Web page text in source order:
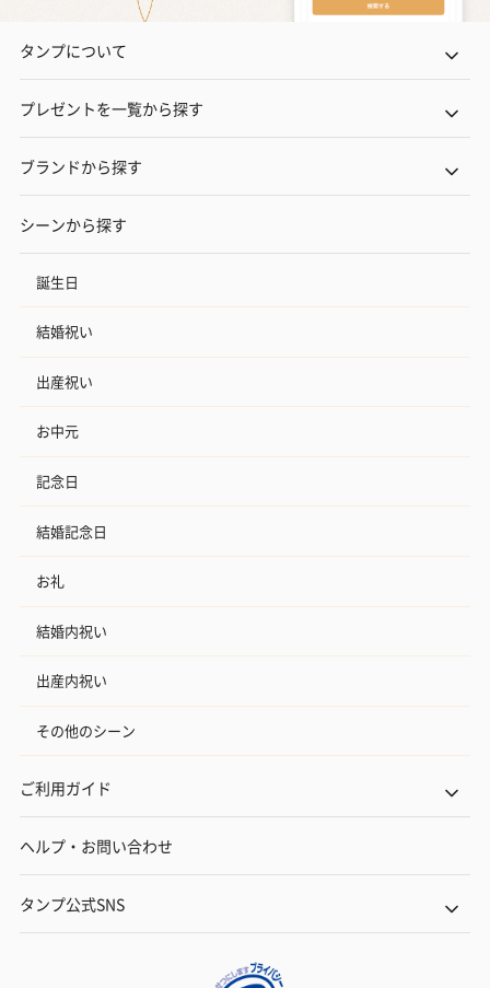
タンプについて
プレゼントを一覧から探す
ブランドから探す
シーンから探す
誕生日
結婚祝い
出産祝い
お中元
記念日
結婚記念日
お礼
結婚内祝い
出産内祝い
その他のシーン
ご利用ガイド
ヘルプ・お問い合わせ
タンプ公式SNS